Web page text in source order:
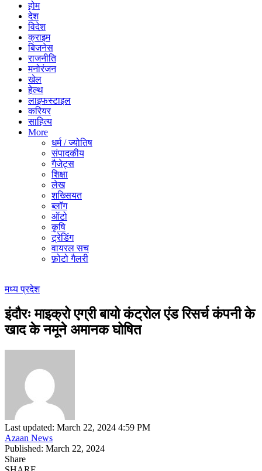
होम
देश
विदेश
क्राइम
बिज़नेस
राजनीति
मनोरंजन
खेल
हेल्थ
लाइफस्टाइल
करियर
साहित्य
More
धर्म / ज्योतिष
संपादकीय
गैजेट्स
शिक्षा
लेख
शख्सियत
ब्लॉग
ऑटो
कृषि
ट्रेडिंग
वायरल सच
फ़ोटो गैलरी
मध्य प्रदेश
इंदौरः माइक्रो एग्री बायो कंट्रोल एंड रिसर्च कंपनी के
खाद के नमूने अमानक घोषित
Last updated: March 22, 2024 4:59 PM
Azaan News
Published: March 22, 2024
Share